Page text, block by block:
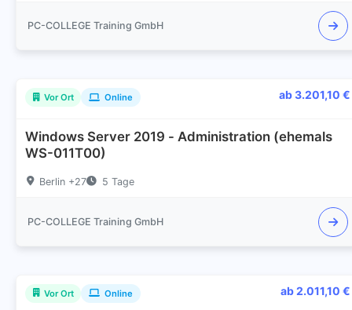
PC-COLLEGE Training GmbH
Vor Ort Online ab 3.201,10 €
Windows Server 2019 - Administration (ehemals
WS-011T00)
Berlin +27 5 Tage
PC-COLLEGE Training GmbH
Vor Ort Online ab 2.011,10 €